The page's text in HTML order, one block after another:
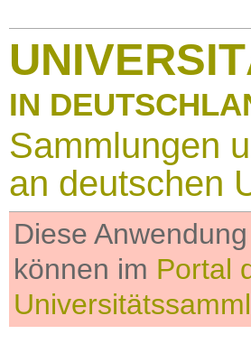
IN
Sammlungen
an deutschen
Diese
können im Portal